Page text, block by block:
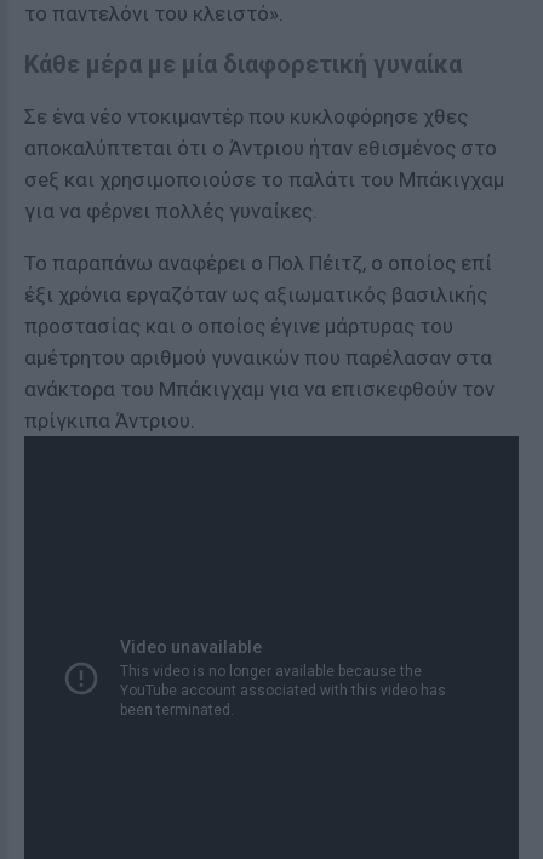
το παντελόνι του κλειστό».
Κάθε μέρα με μία διαφορετική γυναίκα
Σε ένα νέο ντοκιμαντέρ που κυκλοφόρησε χθες
αποκαλύπτεται ότι ο Άντριου ήταν εθισμένος στο
σeξ και χρησιμοποιούσε το παλάτι του Μπάκιγχαμ
για να φέρνει πολλές γυναίκες.
Το παραπάνω αναφέρει ο Πολ Πέιτζ, ο οποίος επί
έξι χρόνια εργαζόταν ως αξιωματικός βασιλικής
προστασίας και ο οποίος έγινε μάρτυρας του
αμέτρητου αριθμού γυναικών που παρέλασαν στα
ανάκτορα του Μπάκιγχαμ για να επισκεφθούν τον
πρίγκιπα Άντριου.